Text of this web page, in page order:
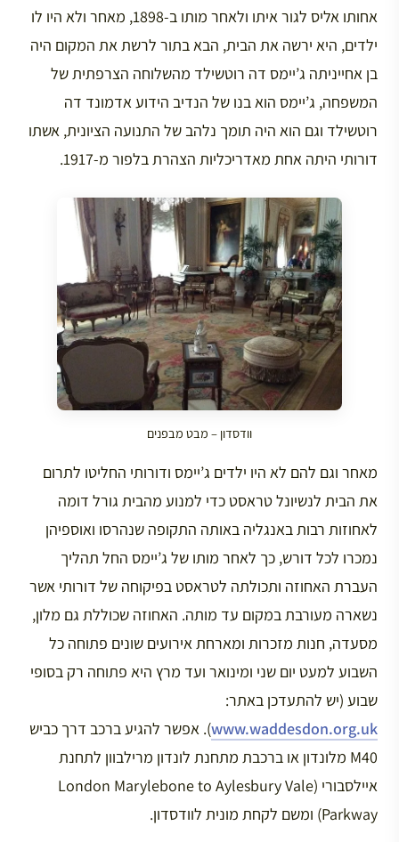
אחותו אליס לגור איתו ולאחר מותו ב-1898, מאחר ולא היו לו
ילדים, היא ירשה את הבית, הבא בתור לרשת את המקום היה
בן אחייניתה ג’יימס דה רוטשילד מהשלוחה הצרפתית של
המשפחה, ג’יימס הוא בנו של הנדיב הידוע אדמונד דה
רוטשילד וגם הוא היה תומך נלהב של התנועה הציונית, אשתו
דורותי היתה אחת מאדריכליות הצהרת בלפור מ-1917.
וודסדון – מבט מבפנים
מאחר וגם להם לא היו ילדים ג’יימס ודורותי החליטו לתרום
את הבית לנשיונל טראסט כדי למנוע מהבית גורל דומה
לאחוזות רבות באנגליה באותה התקופה שנהרסו ואוספיהן
נמכרו לכל דורש, כך לאחר מותו של ג’יימס החל תהליך
העברת האחוזה ותכולתה לטראסט בפיקוחה של דורותי אשר
נשארה מעורבת במקום עד מותה. האחוזה שכוללת גם מלון,
מסעדה, חנות מזכרות ומארחת אירועים שונים פתוחה כל
השבוע למעט יום שני ומינואר ועד מרץ היא פתוחה רק בסופי
שבוע (יש להתעדכן באתר:
www.waddesdon.org.uk). אפשר להגיע ברכב דרך כביש
M40 מלונדון או ברכבת מתחנת לונדון מרילבוון לתחנת
איילסבורי (London Marylebone to Aylesbury Vale
Parkway) ומשם לקחת מונית לוודסדון.